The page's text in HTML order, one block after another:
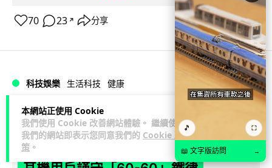
本網站正使用 Cookie
我們使用 Cookie 改善網站體驗。 繼續使用
我們的網站即表示您同意我們的 Cookie 政
策 。
70 23 ↗ 分享
科技娛樂 生活科技 健康
arthur 2 日
AirPods 用家注意聽力響紅燈 醫學界籲
🎵 ⛶
📖 文字版訪問 →